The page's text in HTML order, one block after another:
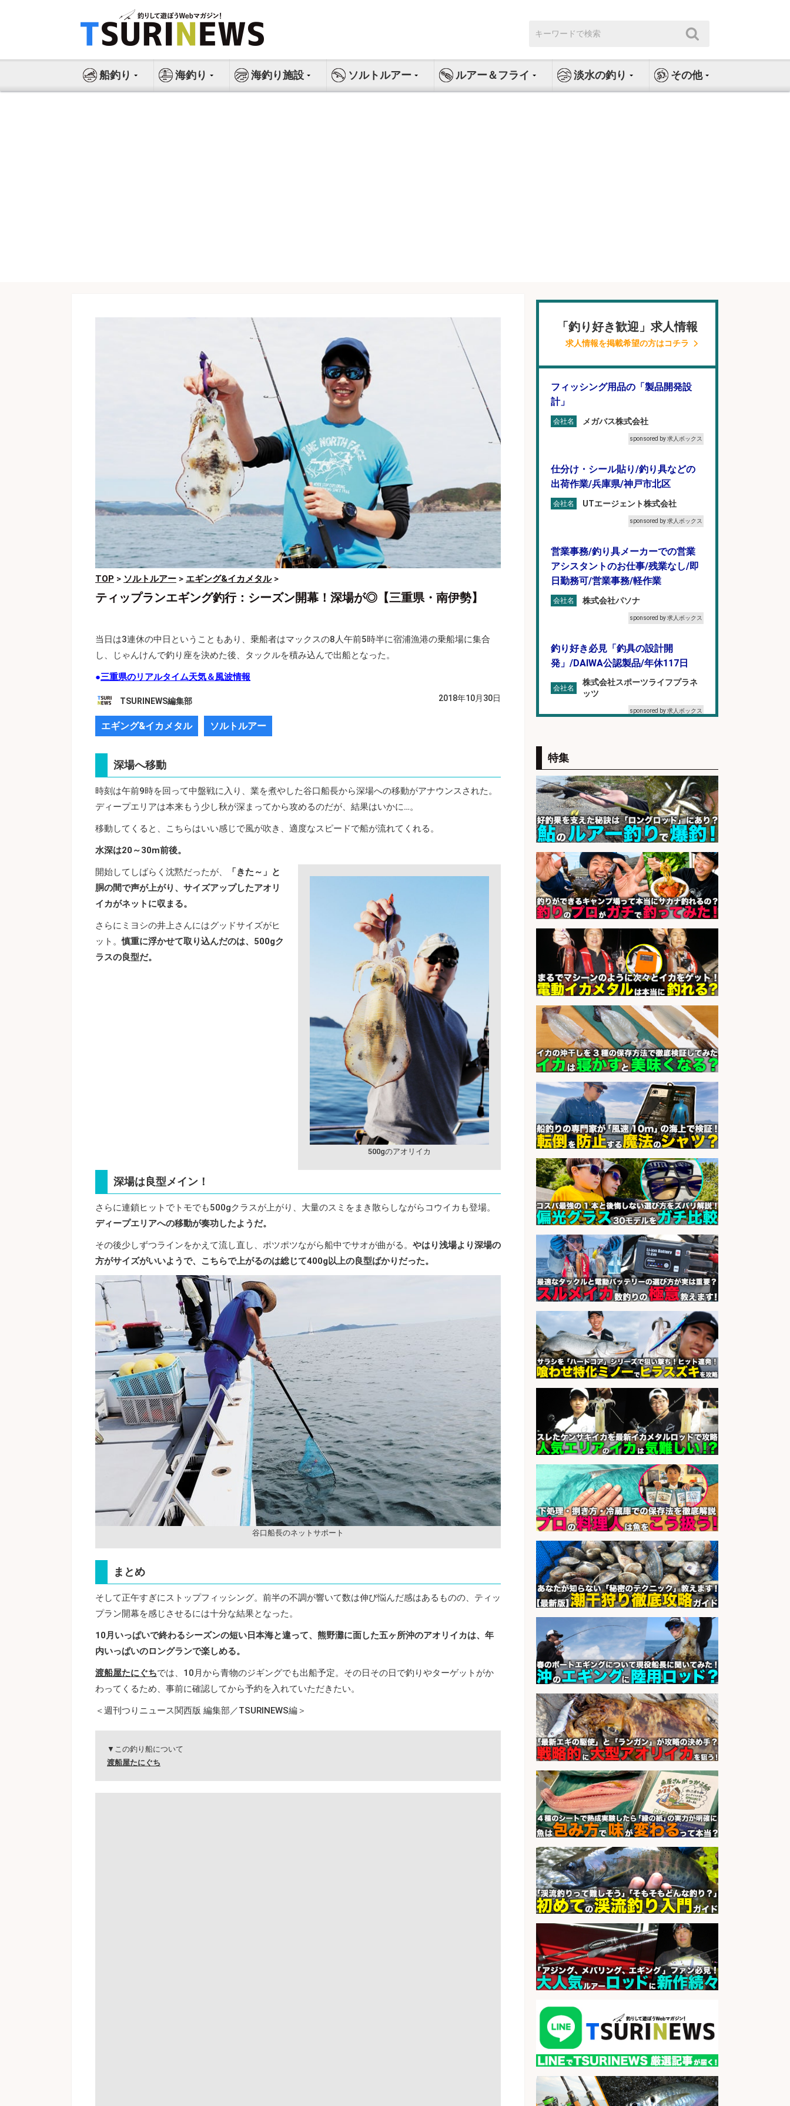
ス
索:
船釣り 海釣り 海釣り施設 ソルトルアー ルアー＆フライ 淡水の釣り その他
TOP > ソルトルアー > エギング&イカメタル>
ティップランエギング釣行：シーズン開幕！深場が◎【三重県・南伊勢】
当日は3連休の中日ということもあり、乗船者はマックスの8人午前5時半に宿浦漁港の乗船場に集合
し、じゃんけんで釣り座を決めた後、タックルを積み込んで出船となった。
●三重県のリアルタイム天気＆風波情報
TSURINEWS編集部 2018年10月30日
エギング&イカメタル ソルトルアー
深場へ移動
時刻は午前9時を回って中盤戦に入り、業を煮やした谷口船長から深場への移動がアナウンスされた。
ディープエリアは本来もう少し秋が深まってから攻めるのだが、結果はいかに…。
移動してくると、こちらはいい感じで風が吹き、適度なスピードで船が流れてくれる。
水深は20～30m前後。
500gのアオリイカ
開始してしばらく沈黙だったが、
「きた～」と
胴の間で声が上がり、サイズアップしたアオリ
イカがネットに収まる。
さらにミヨシの井上さんにはグッドサイズがヒ
ット。慎重に浮かせて取り込んだのは、500gク
ラスの良型だ。
深場は良型メイン！
さらに連鎖ヒットでトモでも500gクラスが上がり、大量のスミをまき散らしながらコウイカも登場。
ディープエリアへの移動が奏功したようだ。
その後少しずつラインをかえて流し直し、ポツポツながら船中でサオが曲がる。 やはり浅場より深場の
方がサイズがいいようで、こちらで上がるのは総じて400g以上の良型ばかりだった。
谷口船長のネットサポート
まとめ
そして正午すぎにストップフィッシング。前半の不調が響いて数は伸び悩んだ感はあるものの、ティッ
プラン開幕を感じさせるには十分な結果となった。
10月いっぱいで終わるシーズンの短い日本海と違って、熊野灘に面した五ヶ所沖のアオリイカは、年
内いっぱいのロングランで楽しめる。
渡船屋たにぐちでは、10月から青物のジギングでも出船予定。その日その日で釣りやターゲットがか
わってくるため、事前に確認してから予約を入れていただきたい。
＜週刊つりニュース関西版 編集部／TSURINEWS編＞
▼この釣り船について
渡船屋たにぐち
「釣り好き歓迎」求人情報
求人情報を掲載希望の方はコチラ
フィッシング用品の「製品開発設
計」
会社名 メガバス株式会社
sponsored by 求人ボックス
仕分け・シール貼り/釣り具などの
出荷作業/兵庫県/神戸市北区
会社名 UTエージェント株式会社
sponsored by 求人ボックス
営業事務/釣り具メーカーでの営業
アシスタントのお仕事/残業なし/即
日勤務可/営業事務/軽作業
会社名 株式会社パソナ
sponsored by 求人ボックス
釣り好き必見「釣具の設計開
発」/DAIWA公認製品/年休117日
会社名
株式会社スポーツライフプラネ
ッツ
sponsored by 求人ボックス
ーの物流事務・営業アシスタント/
小野駅から徒歩6分/「時給1,300
円」/大型連休あり×残業なし×土日
祝休み/滋賀県
会社名 株式会社ホットスタッフ滋賀
sponsored by 求人ボックス
日払いOKで即日収入/製造スタッフ/
「広島市佐伯区」お魚のパック詰め
や品出しスタッフ/広島市佐伯区周
辺/「時給1,200円」日払い可/未経験
歓迎×残業少なめ×週4日〜OK
会社名 株式会社ホットスタッフ五日市
sponsored by 求人ボックス
精肉・青果・鮮魚販売/「志布志
市」お魚のカットや商品の陳列スタ
ッフ/志布志市/「時給1,150円〜」/
未経験歓迎×残業少なめ×車通勤OK/
鹿児島県
会社名 株式会社ホットスタッフ鹿児島
sponsored by 求人ボックス
魚の「バイヤー」貴方の目利きでヒ
ットを生む、裁量バイヤー募集
sponsored by 求人ボックス
釣り具などの出荷作業～～/工場/製
造
会社名 UTグループ株式会社
sponsored by 求人ボックス
精肉・青果・鮮魚販売/「志布志
市」「時給1,150円〜」志布志市内
でお魚のカットや商品の陳列スタッ
フ/車通勤OK×時間選べる×未経験歓
迎/鹿児島県/志布志市
会社名 株式会社ホットスタッフ鹿児島
sponsored by 求人ボックス
さらに求人情報を見る
特集